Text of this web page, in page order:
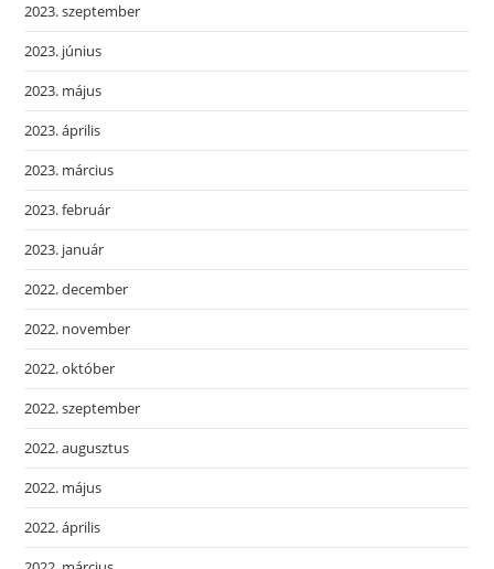
2023. szeptember
2023. június
2023. május
2023. április
2023. március
2023. február
2023. január
2022. december
2022. november
2022. október
2022. szeptember
2022. augusztus
2022. május
2022. április